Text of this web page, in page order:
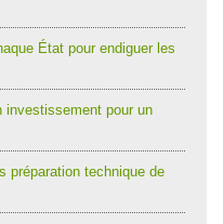
État pour endiguer les
investissement pour un
préparation technique de